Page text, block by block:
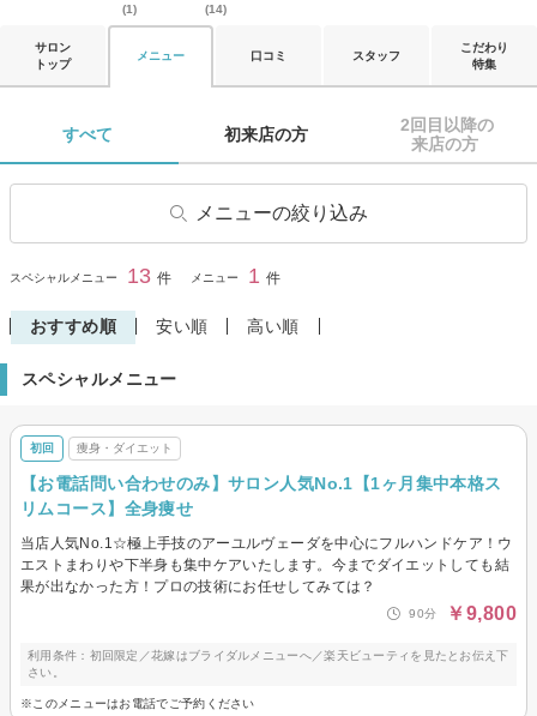
(1)
(14)
サロン
トップ
メニュー 口コミ スタッフ
こだわり
特集
すべて 初来店の方
2回目以降の
来店の方
メニューの絞り込み
フェイシャルエステ
プ
閉じる
スペシャルメニュー 13 件 メニュー 1 件
おすすめ順 安い順 高い順
スペシャルメニュー
初回 痩身・ダイエット
【お電話問い合わせのみ】サロン人気No.1【1ヶ月集中本格ス
リムコース】全身痩せ
当店人気No.1☆極上手技のアーユルヴェーダを中心にフルハンドケア！ウ
エストまわりや下半身も集中ケアいたします。今までダイエットしても結
果が出なかった方！プロの技術にお任せしてみては？
90分 ￥9,800
利用条件：初回限定／花嫁はブライダルメニューへ／楽天ビューティを見たとお伝え下
さい。
※このメニューはお電話でご予約ください